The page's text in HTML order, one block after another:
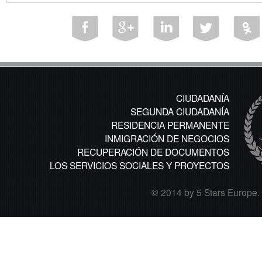
CIUDADANÍA
SEGUNDA CIUDADANÍA
RESIDENCIA PERMANENTE
INMIGRACIÓN DE NEGOCIOS
RECUPERACIÓN DE DOCUMENTOS
LOS SERVICIOS SOCIALES Y PROYECTOS
© 2014 by 5 Stars